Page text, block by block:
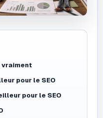
vraiment
pour le SEO
pour le SEO